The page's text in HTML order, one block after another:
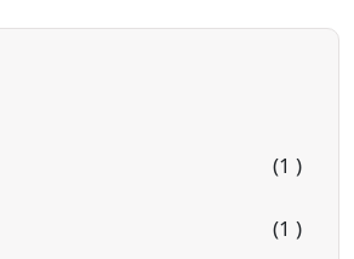
(1 )
(1 )